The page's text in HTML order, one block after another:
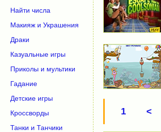
1 <
Найти числа
Макияж и Украшения
Драки
Казуальные игры
Приколы и мультики
Гадание
Детские игры
Кроссворды
Танки и Танчики